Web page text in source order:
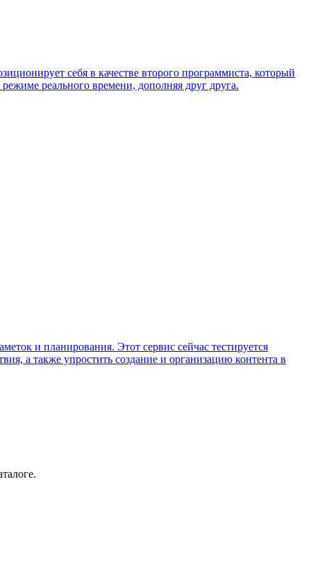
себя в качестве второго программиста, который
реального времени, дополняя друг друга.
и планирования. Этот сервис сейчас тестируется
а также упростить создание и организацию контента в